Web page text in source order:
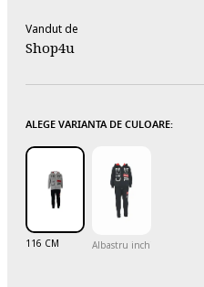
Vandut de
Shop4u
ALEGE VARIANTA DE CULOARE:
116 CM Albastru inchis